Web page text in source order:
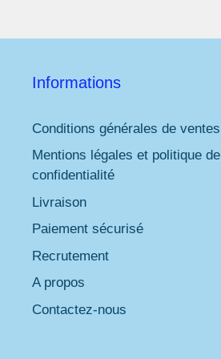
Informations
Conditions générales de ventes
Mentions légales et politique de
confidentialité
Livraison
Paiement sécurisé
Recrutement
A propos
Contactez-nous